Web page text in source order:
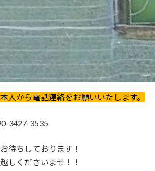
人から電話連絡をお願いいたします。
3427-3535
待ちしております！
しくださいませ！！